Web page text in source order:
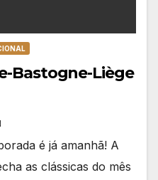
Bastogne-Liège
é já amanhã! A
as clássicas do mês